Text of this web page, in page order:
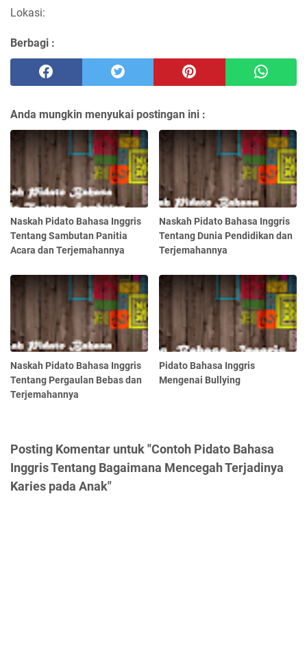
Lokasi:
Berbagi :
Anda mungkin menyukai postingan ini :
Naskah Pidato Bahasa Inggris
Tentang Sambutan Panitia
Acara dan Terjemahannya
Naskah Pidato Bahasa Inggris
Tentang Dunia Pendidikan dan
Terjemahannya
Naskah Pidato Bahasa Inggris
Tentang Pergaulan Bebas dan
Terjemahannya
Pidato Bahasa Inggris
Mengenai Bullying
Posting Komentar untuk "Contoh Pidato Bahasa
Inggris Tentang Bagaimana Mencegah Terjadinya
Karies pada Anak"